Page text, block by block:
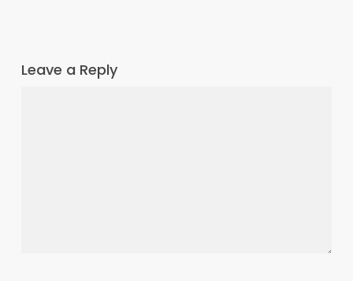
Leave a Reply